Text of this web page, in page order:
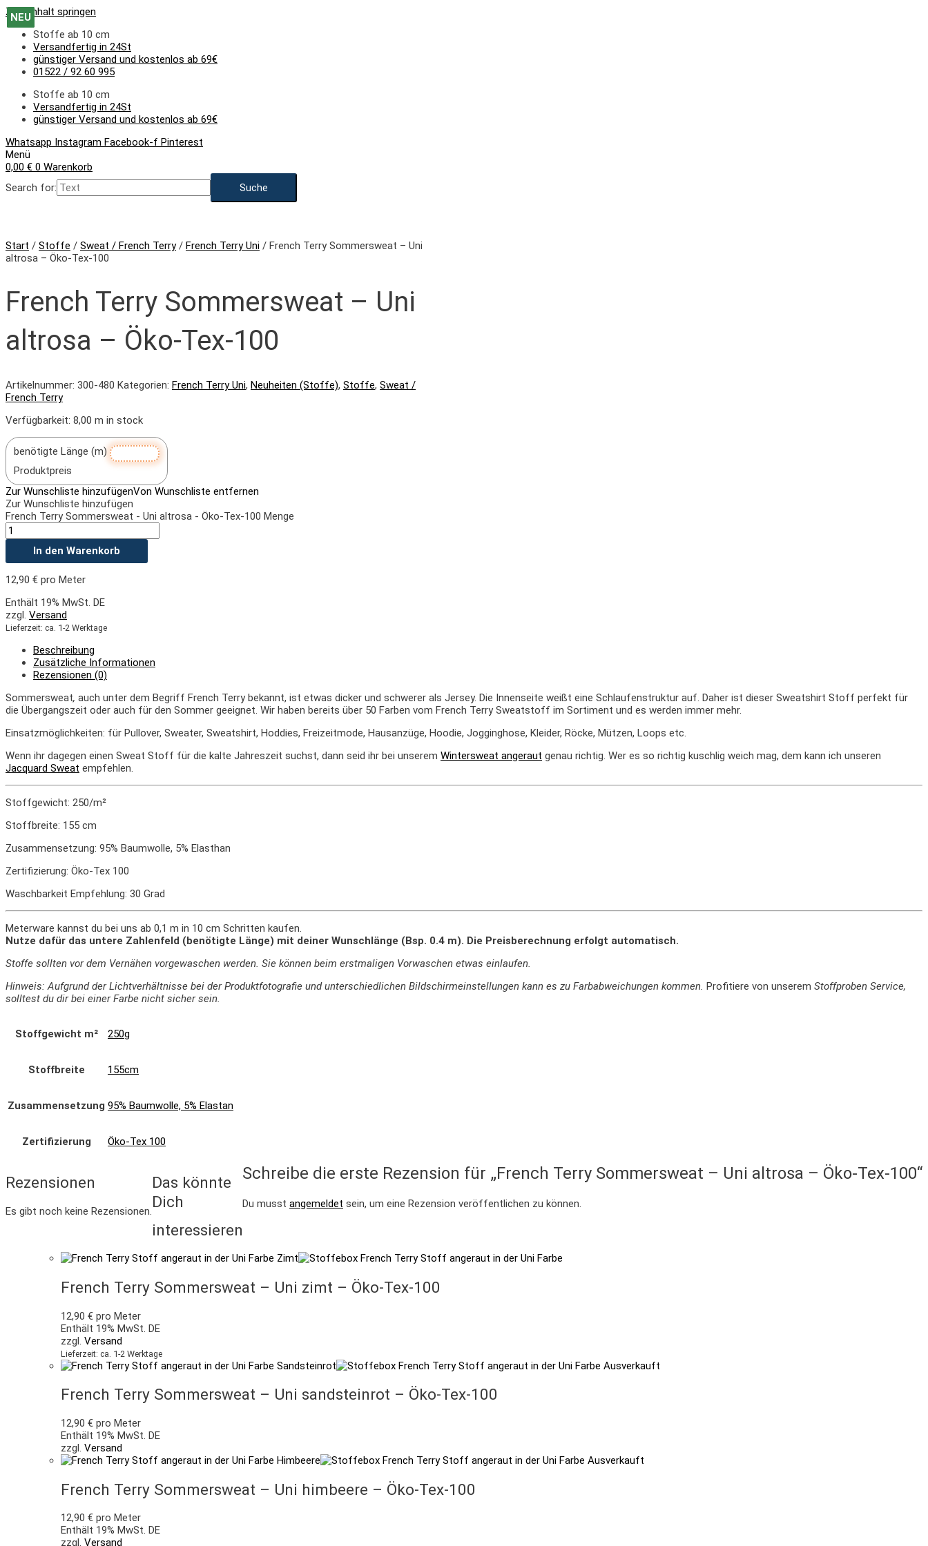
Zum Inhalt springen
Stoffe ab 10 cm
Versandfertig in 24St
günstiger Versand und kostenlos ab 69€
01522 / 92 60 995
Stoffe ab 10 cm
Versandfertig in 24St
günstiger Versand und kostenlos ab 69€
Whatsapp Instagram Facebook-f Pinterest
Menü
0,00 € 0 Warenkorb
Search for:
Start / Stoffe / Sweat / French Terry/ French Terry Uni / French Terry Sommersweat – Uni
altrosa – Öko-Tex-100
French Terry Sommersweat – Uni
altrosa – Öko-Tex-100
Artikelnummer: 300-480 Kategorien: French Terry Uni, Neuheiten (Stoffe), Stoffe, Sweat /
French Terry
Verfügbarkeit: 8,00 m in stock
benötigte Länge (m)
Produktpreis
Zur Wunschliste hinzufügenVon Wunschliste entfernen
Zur Wunschliste hinzufügen
French Terry Sommersweat - Uni altrosa - Öko-Tex-100 Menge
In den Warenkorb
12,90 € pro Meter
Enthält 19% MwSt. DE
zzgl. Versand
Lieferzeit: ca. 1-2 Werktage
Beschreibung
Zusätzliche Informationen
Rezensionen (0)
Sommersweat, auch unter dem Begriff French Terry bekannt, ist etwas dicker und schwerer als Jersey. Die Innenseite weißt eine Schlaufenstruktur auf. Daher ist dieser Sweatshirt Stoff perfekt für
die Übergangszeit oder auch für den Sommer geeignet . Wir haben bereits über 50 Farben vom French Terry Sweatstoff im Sortiment und es werden immer mehr.
Einsatzmöglichkeiten: für Pullover, Sweater, Sweatshirt, Hoddies, Freizeitmode, Hausanzüge, Hoodie, Jogginghose, Kleider, Röcke, Mützen, Loops etc.
Wenn ihr dagegen einen Sweat Stoff für die kalte Jahreszeit suchst, dann seid ihr bei unserem Wintersweat angeraut genau richtig. Wer es so richtig kuschlig weich mag, dem kann ich unseren
Jacquard Sweat empfehlen.
Stoffgewicht: 250/m²
Stoffbreite: 155 cm
Zusammensetzung: 95% Baumwolle, 5% Elasthan
Zertifizierung: Öko-Tex 100
Waschbarkeit Empfehlung: 30 Grad
Meterware kannst du bei uns ab 0,1 m in 10 cm Schritten kaufen.
Nutze dafür das untere Zahlenfeld (benötigte Länge) mit deiner Wunschlänge (Bsp. 0.4 m). Die Preisberechnung erfolgt automatisch.
Stoffe sollten vor dem Vernähen vorgewaschen werden. Sie können beim erstmaligen Vorwaschen etwas einlaufen.
Hinweis: Aufgrund der Lichtverhältnisse bei der Produktfotografie und unterschiedlichen Bildschirmeinstellungen kann es zu Farbabweichungen kommen. Profitiere von unserem Stoffproben Service,
solltest du dir bei einer Farbe nicht sicher sein.
Stoffgewicht m² 250g
Stoffbreite 155cm
Zusammensetzung 95% Baumwolle, 5% Elastan
Zertifizierung Öko-Tex 100
Rezensionen
Es gibt noch keine Rezensionen.
Schreibe die erste Rezension für „French Terry Sommersweat – Uni altrosa – Öko-Tex-100“
Du musst angemeldet sein, um eine Rezension veröffentlichen zu können.
Das könnte
Dich
interessieren
NEU
French Terry Sommersweat – Uni zimt – Öko-Tex-100
12,90 € pro Meter
Enthält 19% MwSt. DE
zzgl. Versand
Lieferzeit: ca. 1-2 Werktage
NEU
Ausverkauft
French Terry Sommersweat – Uni sandsteinrot – Öko-Tex-100
12,90 € pro Meter
Enthält 19% MwSt. DE
zzgl. Versand
NEU
Ausverkauft
French Terry Sommersweat – Uni himbeere – Öko-Tex-100
12,90 € pro Meter
Enthält 19% MwSt. DE
zzgl. Versand
NEU
NEU
NEU
NEU
NEU
NEU
NEU